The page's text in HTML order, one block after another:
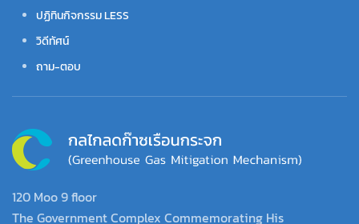
ปฏิทินกิจกรรม LESS
วิดีทัศน์
ถาม-ตอบ
120 Moo 9 floor
The Government Complex Commemorating His